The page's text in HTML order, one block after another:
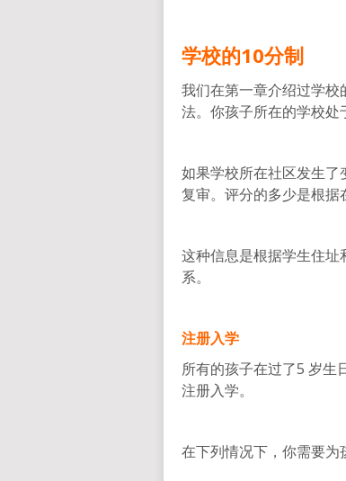
学校的10分制
我们在第一章介绍过学
法。你孩子所在的学校处
如果学校所在社区发生
复审。评分的多少是根据
这种信息是根据学生住
系。
注册入学
所有的孩子在过了5 岁生
注册入学。
在下列情况下，你需要为